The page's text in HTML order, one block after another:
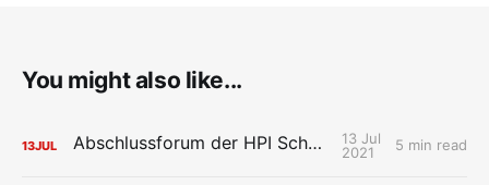
You might also like...
13JUL Abschlussforum der HPI Schul-Cloud
13 Jul
2021
5 min read